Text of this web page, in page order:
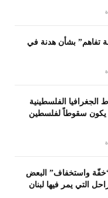
تفاهم” بشأن هدنة في
الفلسطينية
يكون سقوطاً لفلسطين
واستخفاف” البعض
التي يمر فيها لبنان